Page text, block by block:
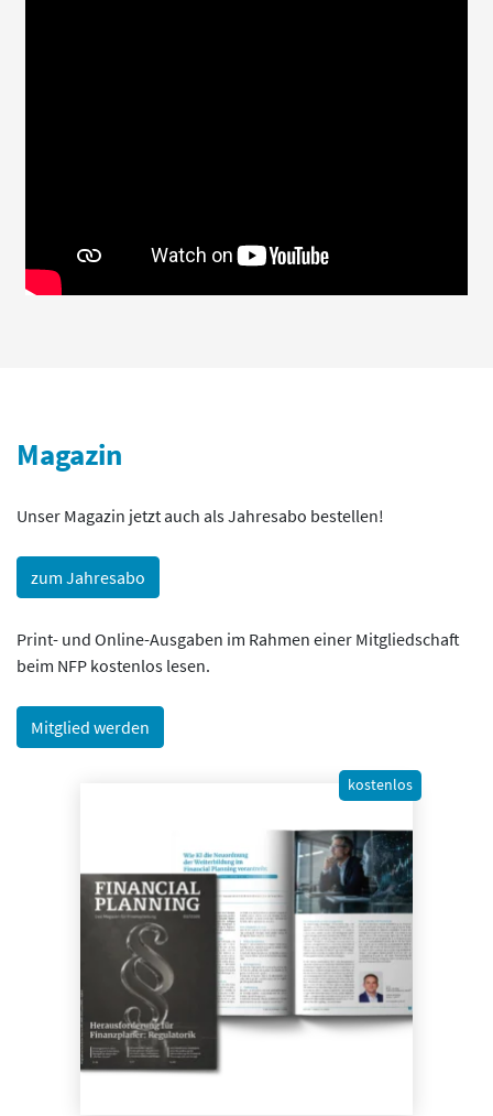
Magazin
Unser Magazin jetzt auch als Jahresabo bestellen!
zum Jahresabo
Print- und Online-Ausgaben im Rahmen einer Mitgliedschaft
beim NFP kostenlos lesen.
Mitglied werden
kostenlos